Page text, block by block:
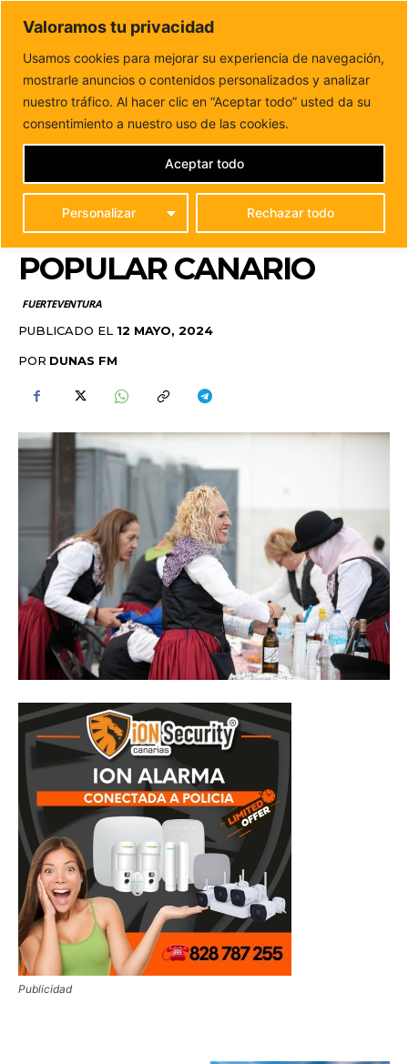
Valoramos tu privacidad
Usamos cookies para mejorar su experiencia de navegación,
mostrarle anuncios o contenidos personalizados y analizar
nuestro tráfico. Al hacer clic en “Aceptar todo” usted da su
consentimiento a nuestro uso de las cookies.
Personalizar Rechazar todo
Aceptar todo
DUNAS FM
Tu informacion de forma cercana
Inicio FUERTEVENTURA
El Ayuntamiento de La Oliva abre
la solicitud de mesas para el...
EL AYUNTAMIENTO DE
LA OLIVA ABRE LA
SOLICITUD DE MESAS
PARA EL BAILE
POPULAR CANARIO
FUERTEVENTURA
PUBLICADO EL 12 MAYO, 2024
POR DUNAS FM
Publicidad